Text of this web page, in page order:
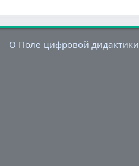
О Поле цифровой дидактики